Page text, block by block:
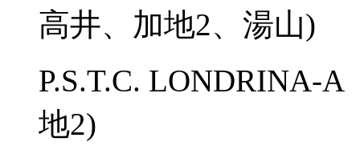
高井、加地2、湯山)
P.S.T.C.
地2)